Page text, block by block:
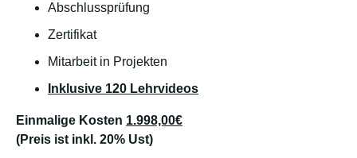
Abschlussprüfung
Zertifikat
Mitarbeit in Projekten
Inklusive 120 Lehrvideos
Einmalige Kosten 1.998,00€
(Preis ist inkl. 20% Ust)